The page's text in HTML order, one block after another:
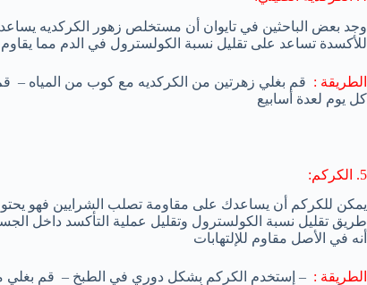
وجد بعض الباحثين في تايوان أن مستخلص زهور الكركديه
للأكسدة تساعد على تقليل نسبة الكولسترول في الدم مما
الطريقة : قم بغلي زهرتين من الكركديه مع كوب من المياه –
كل يوم لعدة أسابيع
5. الكركم:
يمكن للكركم أن يساعدك على مقاومة تصلب الشرايين فهو
طريق تقليل نسبة الكولسترول وتقليل عملية التأكسد داخل
أنه في الأصل مقاوم للإلتهابات
الطريقة : – إستخدم الكركم بشكل دوري في الطبخ – قم بغلي